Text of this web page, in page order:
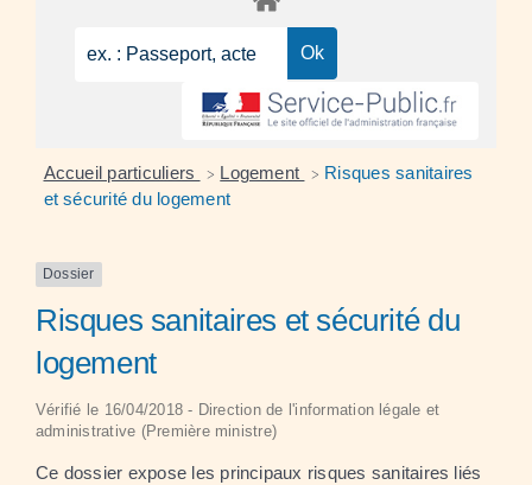
Accueil particuliers > Logement > Risques sanitaires
et sécurité du logement
Dossier
Risques sanitaires et sécurité du
logement
Vérifié le 16/04/2018 - Direction de l'information légale et
administrative (Première ministre)
Ce dossier expose les principaux risques sanitaires liés